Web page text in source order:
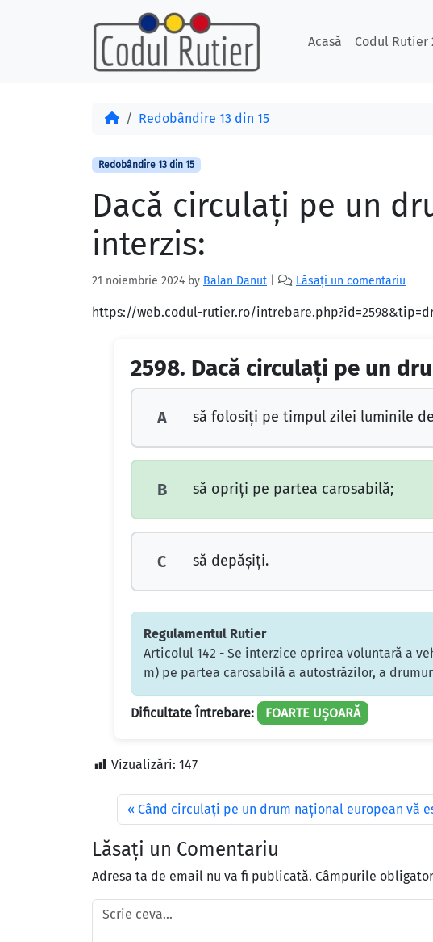
Acasă Codul Rutier
AcasăRedobândire 13 din 15
Redobândire 13 din 15
Dacă circulaţi pe un
interzis:
21 noiembrie 2024 by Balan Danut Lăsați un comentariu
https://web.codul-rutier.ro/
2598. Dacă circulaţi pe un
A să folosiţi pe timpul zilei luminile
B să opriţi pe partea carosabilă;
C să depăşiţi.
Regulamentul Rutier
Articolul 142 - Se interzice oprirea voluntară a
m) pe partea carosabilă a autostrăzilor, a
Dificultate Întrebare: FOARTE UȘOARĂ
Vizualizări: 147
Când circulaţi pe un drum naţional european vă
Lăsați un Comentariu
Adresa ta de email nu va fi publicată. Câmpurile